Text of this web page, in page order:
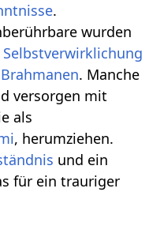
.
wurden
Selbstverwirklichung
Brahmanen. Manche
versorgen mit
als
, herumziehen.
und ein
für ein trauriger